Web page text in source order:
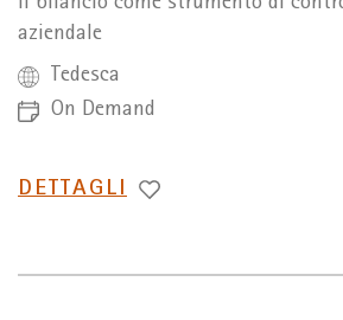
aziendale
Tedesca
On Demand
PASSA
DETTAGLI